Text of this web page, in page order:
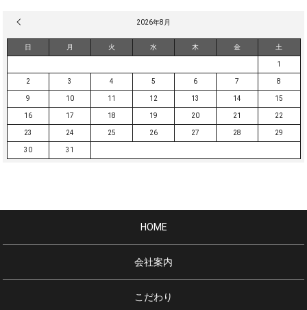
2026年8月
日 月 火 水 木 金 土
1
2 3 4 5 6 7 8
9 10 11 12 13 14 15
16 17 18 19 20 21 22
23 24 25 26 27 28 29
30 31
HOME
会社案内
こだわり